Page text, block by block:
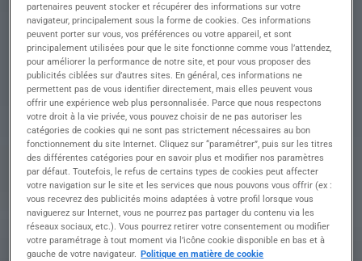
Descriptif du poste : Êtes-vous prêt(e) à relever le
défi de l'OPÉRATEUR COMMANDE NUMÉRIQUE
et optimiser nos usinages ?
Vous serez en charge de la production précise et
efficace de pièces en utilisant une machine à
commande numérique.
• Analyser et interpréter les plans pour définir les
exigences techniques
• Lancer et réaliser des programmes d'usinage
conformes aux spécifications
• Vérifier la conformité des pièces produites à
l'aide d'outils de mesure et de contrôle
• Assurer la maintenance de base et le suivi de la
machine à commande numérique
• Gérer les stocks de matériaux et outils
nécessaires à la production
partenaires peuvent stocker et récupérer des informations sur votre
navigateur, principalement sous la forme de cookies. Ces informations
peuvent porter sur vous, vos préférences ou votre appareil, et sont
principalement utilisées pour que le site fonctionne comme vous l’attendez,
pour améliorer la performance de notre site, et pour vous proposer des
publicités ciblées sur d’autres sites. En général, ces informations ne
permettent pas de vous identifier directement, mais elles peuvent vous
offrir une expérience web plus personnalisée. Parce que nous respectons
votre droit à la vie privée, vous pouvez choisir de ne pas autoriser les
catégories de cookies qui ne sont pas strictement nécessaires au bon
fonctionnement du site Internet. Cliquez sur “paramétrer”, puis sur les titres
des différentes catégories pour en savoir plus et modifier nos paramètres
par défaut. Toutefois, le refus de certains types de cookies peut affecter
votre navigation sur le site et les services que nous pouvons vous offrir (ex :
vous recevrez des publicités moins adaptées à votre profil lorsque vous
naviguerez sur Internet, vous ne pourrez pas partager du contenu via les
réseaux sociaux, etc.). Vous pourrez retirer votre consentement ou modifier
votre paramétrage à tout moment via l’icône cookie disponible en bas et à
gauche de votre navigateur. Politique en matière de cookie